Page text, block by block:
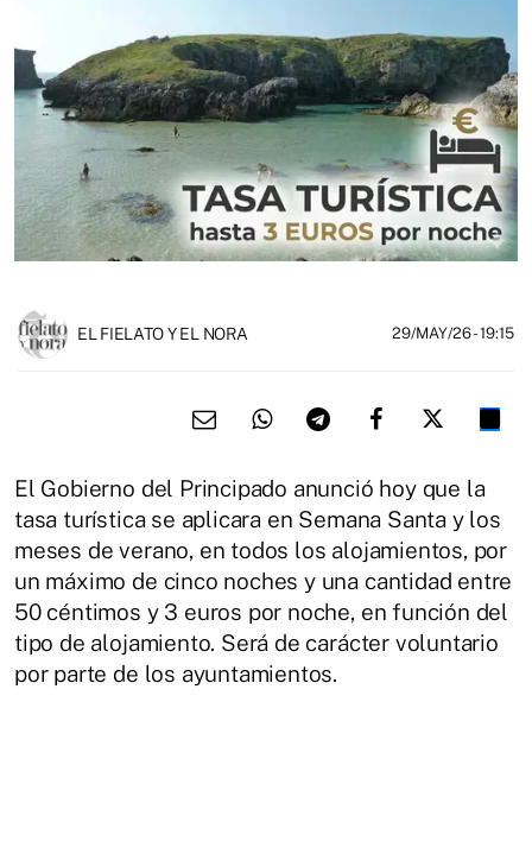
EL FIELATO Y EL NORA 29/MAY/26- 19:15
El Gobierno del Principado anunció hoy que la
tasa turística se aplicara en Semana Santa y los
meses de verano, en todos los alojamientos, por
un máximo de cinco noches y una cantidad entre
50 céntimos y 3 euros por noche, en función del
tipo de alojamiento. Será de carácter voluntario
por parte de los ayuntamientos.